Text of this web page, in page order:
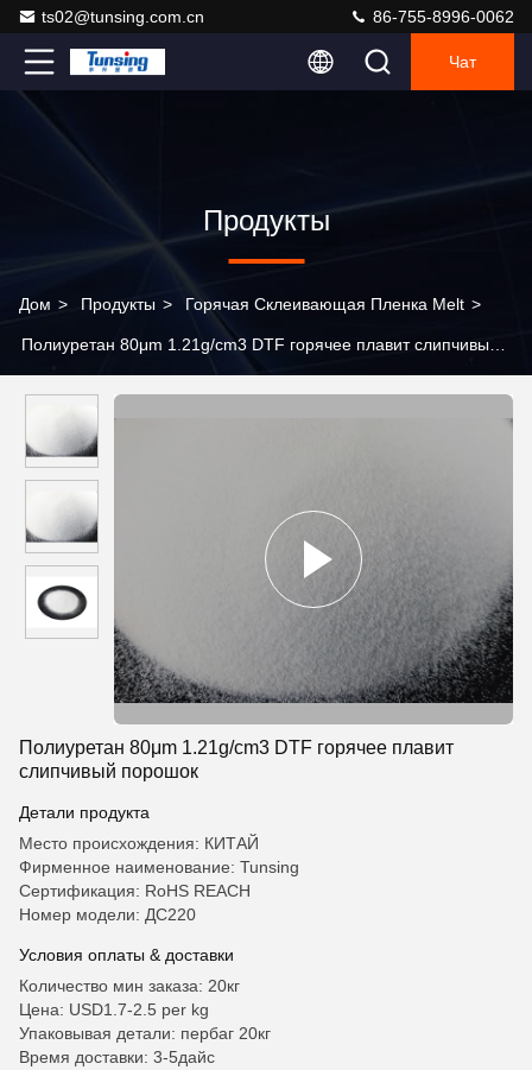
ts02@tunsing.com.cn 86-755-8996-0062
Чат
Продукты
Дом > Продукты > Горячая Склеивающая Пленка Melt >
Полиуретан 80μm 1.21g/cm3 DTF горячее плавит слипчивый
Полиуретан 80μm 1.21g/cm3 DTF горячее плавит
слипчивый порошок
Детали продукта
Место происхождения: КИТАЙ
Фирменное наименование: Tunsing
Сертификация: RoHS REACH
Номер модели: ДС220
Условия оплаты & доставки
Количество мин заказа: 20кг
Цена: USD1.7-2.5 per kg
Упаковывая детали: пербаг 20кг
Время доставки: 3-5дайс